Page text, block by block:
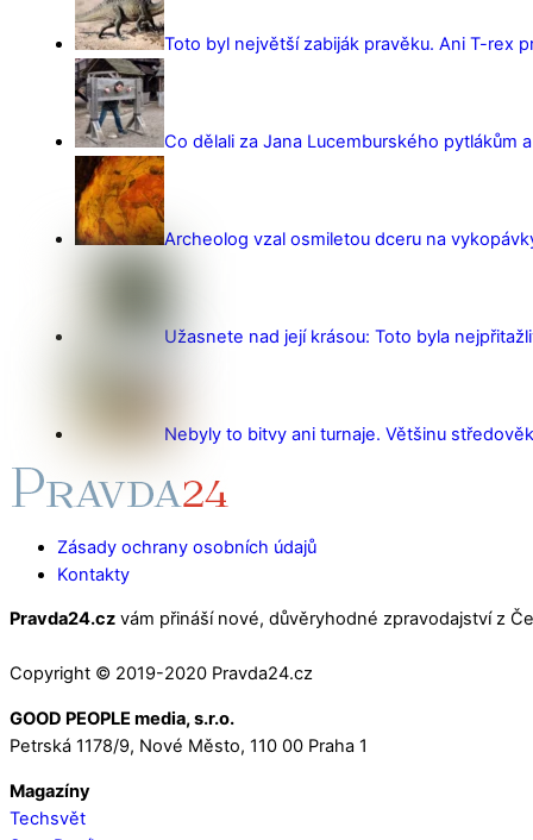
Toto byl největší zabiják pravěku. Ani T-rex
Co dělali za Jana Lucemburského pytlákům
Archeolog vzal osmiletou dceru na
Užasnete nad její krásou: Toto byla
Nebyly to bitvy ani turnaje. Většinu
Zásady ochrany osobních údajů
Kontakty
Pravda24.cz vám přináší nové, důvěryhodné zpravodajství z
Copyright © 2019-2020 Pravda24.cz
GOOD PEOPLE media, s.r.o.
Petrská 1178/9, Nové Město, 110 00 Praha 1
Magazíny
Techsvět